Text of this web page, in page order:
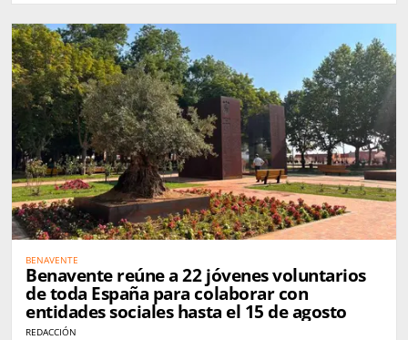
BENAVENTE
Benavente reúne a 22 jóvenes voluntarios
de toda España para colaborar con
entidades sociales hasta el 15 de agosto
REDACCIÓN